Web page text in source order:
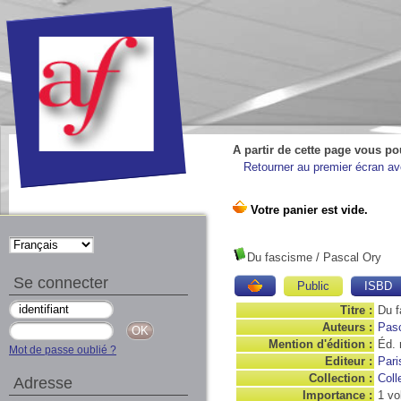
A partir de cette page vous
Retourner au premier écran
Du fascisme / Pascal Ory
Public
ISBD
Titre : Du
Auteurs :
Mention d'édition : Éd.
Editeur :
Collection :
Importance : 1
Se connecter
Mot de passe oublié ?
Adresse